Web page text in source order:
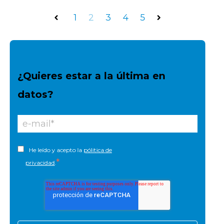
Anterior
1 2 3 4 5
Siguiente
¿Quieres estar a la última en
datos?
He leído y acepto la pólitica de
privacidad.*